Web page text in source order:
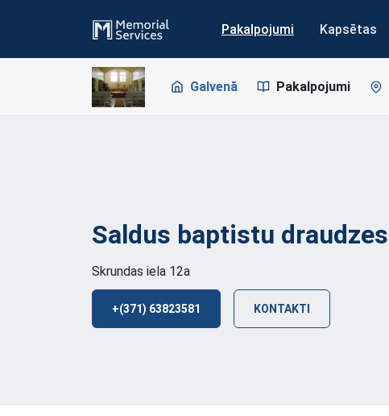
Pakalpojumi Kapsētas
Galvenā Pakalpojumi
Saldus baptistu draudzes
Skrundas iela 12a
+(371) 63823581 KONTAKTI